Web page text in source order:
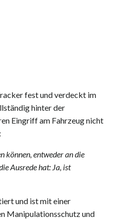
fest und verdeckt im
hinter der
Eingriff am Fahrzeug nicht
können, entweder an die
Ausrede hat: Ja, ist
und ist mit einer
Manipulationsschutz und